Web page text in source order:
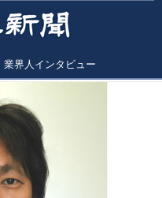
業界人インタビュー